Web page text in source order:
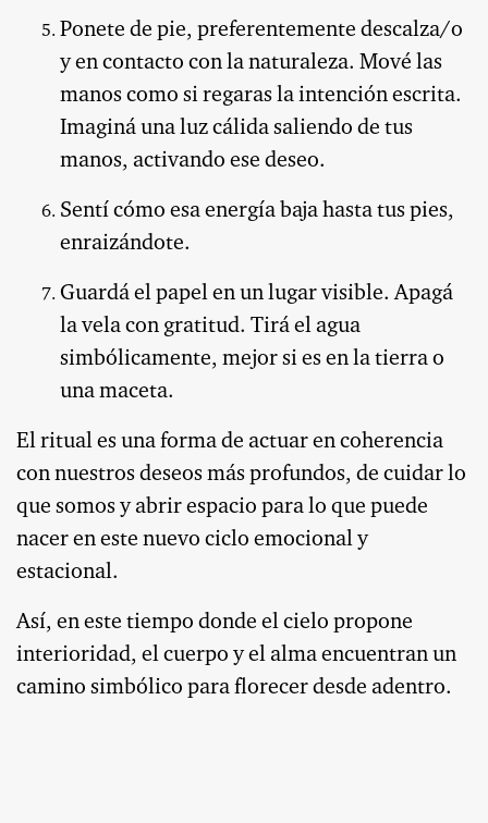
Ponete de pie, preferentemente descalza/o
y en contacto con la naturaleza. Mové las
manos como si regaras la intención escrita.
Imaginá una luz cálida saliendo de tus
manos, activando ese deseo.
Sentí cómo esa energía baja hasta tus pies,
enraizándote.
Guardá el papel en un lugar visible. Apagá
la vela con gratitud. Tirá el agua
simbólicamente, mejor si es en la tierra o
una maceta.
El ritual es una forma de actuar en coherencia
con nuestros deseos más profundos, de cuidar lo
que somos y abrir espacio para lo que puede
nacer en este nuevo ciclo emocional y
estacional.
Así, en este tiempo donde el cielo propone
interioridad, el cuerpo y el alma encuentran un
camino simbólico para florecer desde adentro.